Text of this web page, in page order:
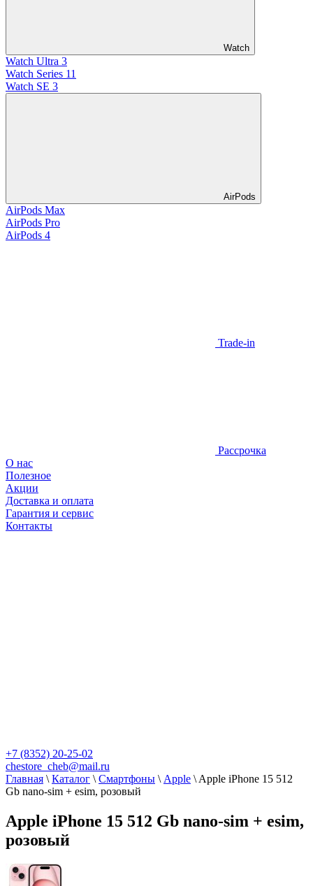
Watch
Watch Ultra 3
Watch Series 11
Watch SE 3
AirPods
AirPods Max
AirPods Pro
AirPods 4
Trade-in
Рассрочка
О нас
Полезное
Акции
Доставка и оплата
Гарантия и сервис
Контакты
+7 (8352) 20-25-02
chestore_cheb@mail.ru
Главная \ Каталог \ Смартфоны \ Apple \ Apple iPhone 15 512
Gb nano-sim + esim, розовый
Apple iPhone 15 512 Gb nano-sim + esim,
розовый